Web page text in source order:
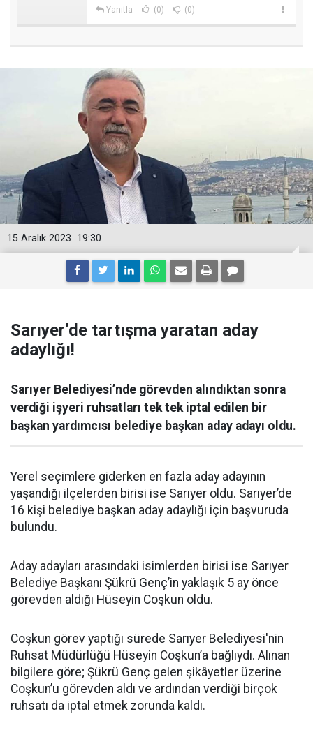
Yanıtla (0) (0)
19:30
15 Aralık 2023
Sarıyer’de tartışma yaratan aday
adaylığı!
Sarıyer Belediyesi’nde görevden alındıktan sonra
verdiği işyeri ruhsatları tek tek iptal edilen bir
başkan yardımcısı belediye başkan aday adayı oldu.
Yerel seçimlere giderken en fazla aday adayının
yaşandığı ilçelerden birisi ise Sarıyer oldu. Sarıyer’de
16 kişi belediye başkan aday adaylığı için başvuruda
bulundu.
Aday adayları arasındaki isimlerden birisi ise Sarıyer
Belediye Başkanı Şükrü Genç’in yaklaşık 5 ay önce
görevden aldığı Hüseyin Coşkun oldu.
Coşkun görev yaptığı sürede Sarıyer Belediyesi'nin
Ruhsat Müdürlüğü Hüseyin Coşkun’a bağlıydı. Alınan
bilgilere göre; Şükrü Genç gelen şikâyetler üzerine
Coşkun’u görevden aldı ve ardından verdiği birçok
ruhsatı da iptal etmek zorunda kaldı.